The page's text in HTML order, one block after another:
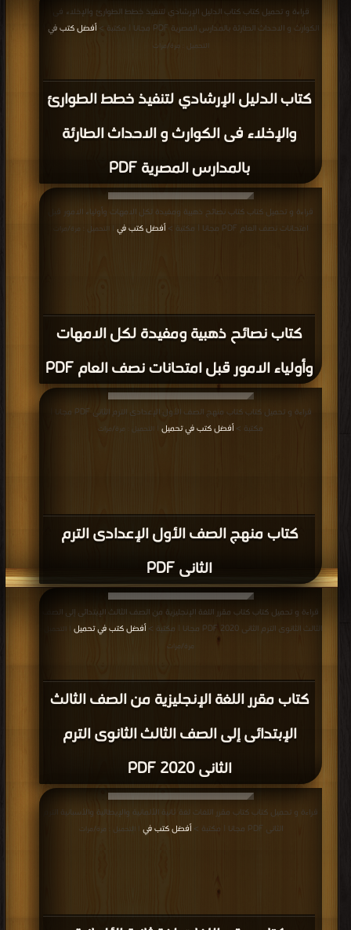
كتاب الدليل الإرشادي لتنفيذ خطط الطوارئ
والإخلاء فى الكوارث و الاحداث الطارئة
بالمدارس المصرية PDF
قراءة و تحميل كتاب كتاب الدليل الإرشادي لتنفيذ خطط الطوارئ والإخلاء فى
الكوارث و الاحداث الطارئة بالمدارس المصرية PDF مجانا | مكتبة >
أفضل كتب في
التحميل : مرة/مرات
كتاب نصائح ذهبية ومفيدة لكل الامهات
وأولياء الامور قبل امتحانات نصف العام PDF
قراءة و تحميل كتاب كتاب نصائح ذهبية ومفيدة لكل الامهات وأولياء الامور قبل
امتحانات نصف العام PDF مجانا | مكتبة >
أفضل كتب في | التحميل : مرة/مرات
كتاب منهج الصف الأول الإعدادى الترم
الثانى PDF
قراءة و تحميل كتاب كتاب منهج الصف الأول الإعدادى الترم الثانى PDF مجانا |
مكتبة >أفضل كتب في تحميل | التحميل : مرة/مرات
كتاب مقرر اللغة الإنجليزية من الصف الثالث
الإبتدائى إلى الصف الثالث الثانوى الترم
الثانى 2020 PDF
قراءة و تحميل كتاب كتاب مقرر اللغة الإنجليزية من الصف الثالث الإبتدائى إلى الصف
الثالث الثانوى الترم الثانى 2020 PDF مجانا | مكتبة >
أفضل كتب في تحميل
| التحميل :
مرة/مرات
قراءة و تحميل كتاب كتاب مقرر اللغات لغة ثانية الألمانية والإيطالية والأسبانية الترم
الثانى PDF مجانا | مكتبة >
أفضل كتب في | التحميل : مرة/مرات